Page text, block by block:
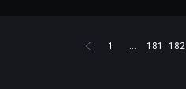
1 ... 181 182